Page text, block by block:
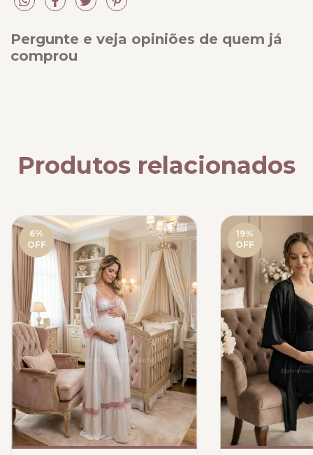
Pergunte e veja opiniões de quem já
comprou
Produtos relacionados
6%
OFF
19%
OFF